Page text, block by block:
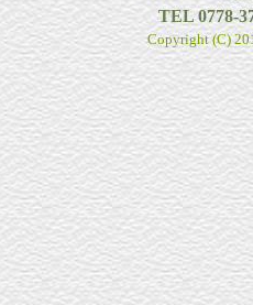
TEL 0778-
Copyright (C)